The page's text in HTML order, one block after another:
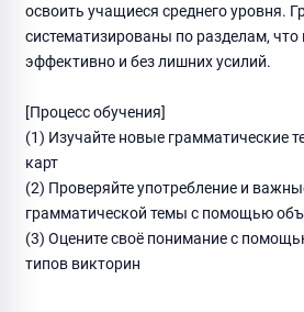
освоить учащиеся среднего уровня.
систематизированы по разделам, что
эффективно и без лишних усилий.
[Процесс обучения]
(1) Изучайте новые
карт
(2) Проверяйте употребление и
грамматической темы с помощью
(3) Оцените своё понимание с
типов викторин